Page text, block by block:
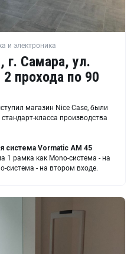
и электроника
г. Самара, ул.
прохода по 90
магазин Nice Case, были
класса производства
система Vormatic AM 45
1 рамка как Mono-система - на
система - на втором входе.